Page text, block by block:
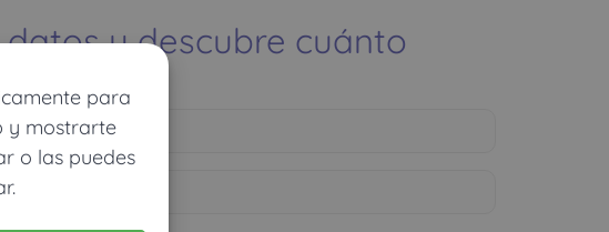
para
y mostrarte
o las puedes
datos y descubre cuánto